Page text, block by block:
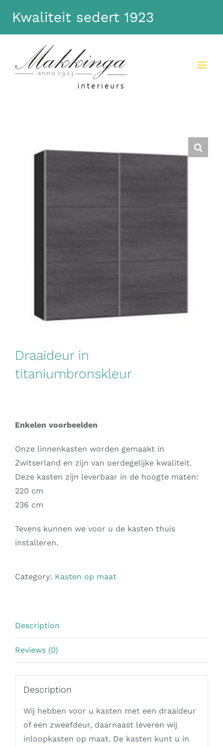
Draaideur in
titaniumbronskleur
Enkelen voorbeelden
Onze linnenkasten worden gemaakt in
Zwitserland en zijn van oerdegelijke kwaliteit.
Deze kasten zijn leverbaar in de hoogte maten:
220 cm
236 cm
Tevens kunnen we voor u de kasten thuis
installeren.
Category: Kasten op maat
Description
Reviews (0)
Description
Wij hebben voor u kasten met een draaideur
of een zweefdeur, daarnaast leveren wij
inloopkasten op maat. De kasten kunt u in
Kwaliteit sedert 1923